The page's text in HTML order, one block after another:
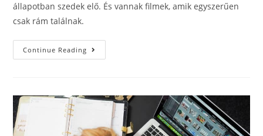
állapotban szedek elő. És vannak filmek, amik egyszerűen
csak rám találnak.
Continue Reading